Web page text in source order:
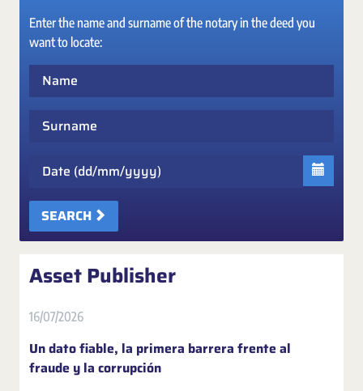
Enter the name and surname of the notary in the deed you
want to locate:
SEARCH
Asset Publisher
16/07/2026
Un dato fiable, la primera barrera frente al
fraude y la corrupción